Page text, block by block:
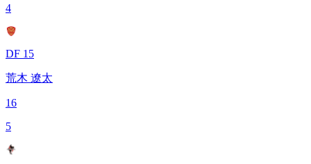
4
DF 15
荒木 遼太
16
5